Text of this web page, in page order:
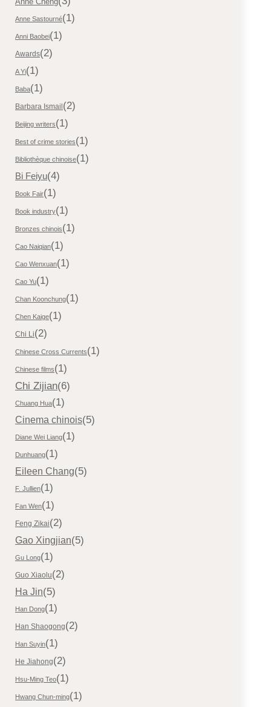
Anne Sastourné(1)
Anni Baobei(1)
Awards(2)
A Yi(1)
Baba(1)
Barbara Ismail (2)
Beijing writers(1)
Best of crime stories(1)
Bibliothèque chinoise(1)
Bi Feiyu(4)
Book Fair(1)
Book industry(1)
Bronzes chinois(1)
Cao Naiqian(1)
Cao Wenxuan(1)
Cao Yu(1)
Chan Koonchung(1)
Chen Kaige(1)
Chi Li(2)
Chinese Cross Currents(1)
Chinese films(1)
Chi Zijian(6)
Chuang Hua(1)
Cinema chinois(5)
Diane Wei Liang(1)
Dunhuang(1)
Eileen Chang(5)
F. Jullien(1)
Fan Wen(1)
Feng Zikai(2)
Gao Xingjian(5)
Gu Long(1)
Guo Xiaolu(2)
Ha Jin(5)
Han Dong(1)
Han Shaogong(2)
Han Suyin(1)
He Jiahong(2)
Hsu-Ming Teo(1)
Hwang Chun-ming(1)